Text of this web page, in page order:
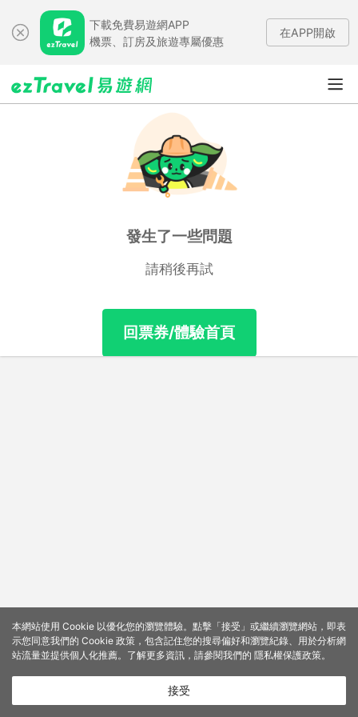
下載免費易遊網APP
機票、訂房及旅遊專屬優惠
在APP開啟
發生了一些問題
請稍後再試
回票券/體驗首頁
本網站使用 Cookie 以優化您的瀏覽體驗。點擊「接受」或繼續瀏覽網站，即表
示您同意我們的 Cookie 政策，包含記住您的搜尋偏好和瀏覽紀錄、用於分析網
站流量並提供個人化推薦。了解更多資訊，請參閱我們的 隱私權保護政策。
接受